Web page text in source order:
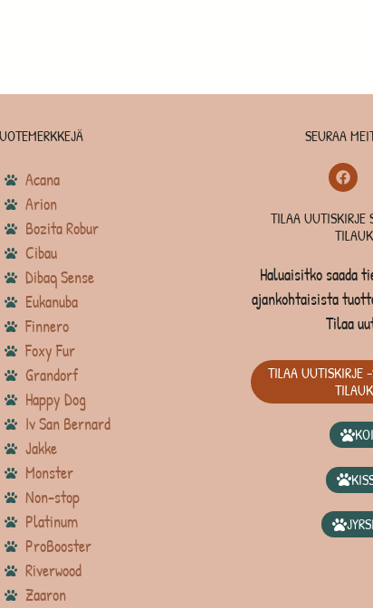
Acana
Arion
Bozita Robur
Cibau
Dibaq Sense
Eukanuba
Finnero
Foxy Fur
Grandorf
Happy Dog
Iv San Bernard
Jakke
Monster
Non-stop
Platinum
ProBooster
Riverwood
Zaaron
SEURAA
TILAA UUTISKIRJE
Haluaisitko saada
ajankohtaisista
Tilaa
TILAA UUTISKIRJE